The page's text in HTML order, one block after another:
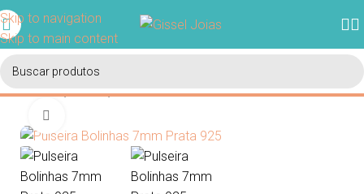
Skip to navigation
Skip to main content
cupom BEMVINDO.
Início/Coleções/Coleção Euforia